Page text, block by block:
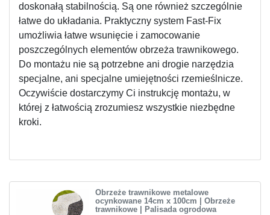
doskonałą stabilnością. Są one również szczególnie
łatwe do układania. Praktyczny system Fast-Fix
umożliwia łatwe wsunięcie i zamocowanie
poszczególnych elementów obrzeża trawnikowego.
Do montażu nie są potrzebne ani drogie narzędzia
specjalne, ani specjalne umiejętności rzemieślnicze.
Oczywiście dostarczymy Ci instrukcję montażu, w
której z łatwością zrozumiesz wszystkie niezbędne
kroki.
Obrzeże trawnikowe metalowe
ocynkowane 14cm x 100cm | Obrzeże
trawnikowe | Palisada ogrodowa